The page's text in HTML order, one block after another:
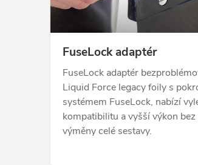
FuseLock adaptér
FuseLock adaptér
Liquid Force legacy foily s
systémem FuseLock, nabízí
kompatibilitu a vyšší výkon
výměny celé sestavy.